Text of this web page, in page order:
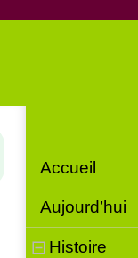
Accueil
Aujourd’hui
Histoire